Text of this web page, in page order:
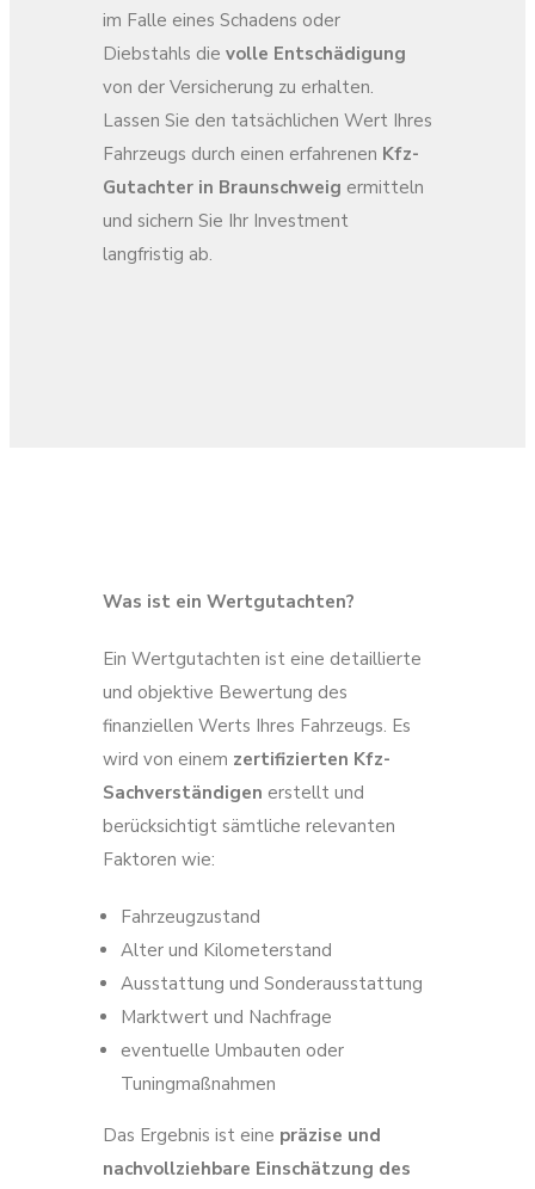
im Falle eines Schadens oder
Diebstahls die volle Entschädigung
von der Versicherung zu erhalten.
Lassen Sie den tatsächlichen Wert Ihres
Fahrzeugs durch einen erfahrenen Kfz-
Gutachter in Braunschweig ermitteln
und sichern Sie Ihr Investment
langfristig ab.
Was ist ein Wertgutachten?
Ein Wertgutachten ist eine detaillierte
und objektive Bewertung des
finanziellen Werts Ihres Fahrzeugs. Es
wird von einem zertifizierten Kfz-
Sachverständigen erstellt und
berücksichtigt sämtliche relevanten
Faktoren wie:
Fahrzeugzustand
Alter und Kilometerstand
Ausstattung und Sonderausstattung
Marktwert und Nachfrage
eventuelle Umbauten oder
Tuningmaßnahmen
Das Ergebnis ist eine präzise und
nachvollziehbare Einschätzung des